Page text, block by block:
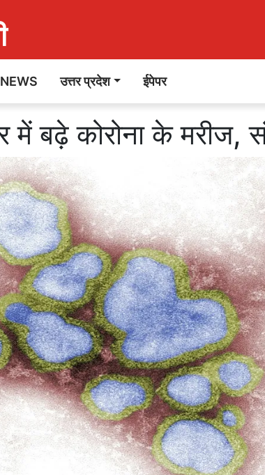
उत्तर प्रदेश ईपेपर
में बढ़े कोरोना के मरीज,